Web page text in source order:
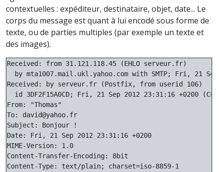
contextuelles : expéditeur, destinataire, objet, date... Le
corps du message est quant à lui encodé sous forme de
texte, ou de parties multiples (par exemple un texte et
des images).
Received: from 31.121.118.45 (EHLO serveur.fr)
by mta1007.mail.ukl.yahoo.com with SMTP; Fri, 21
Received: by serveur.fr (Postfix, from userid 106)
id 3DF2F15A0CD; Fri, 21 Sep 2012 23:31:16 +0200
From: "Thomas"
To: david@yahoo.fr
Subject: Bonjour !
Date: Fri, 21 Sep 2012 23:31:16 +0200
MIME-Version: 1.0
Content-Transfer-Encoding: 8bit
Content-Type: text/plain; charset=iso-8859-1